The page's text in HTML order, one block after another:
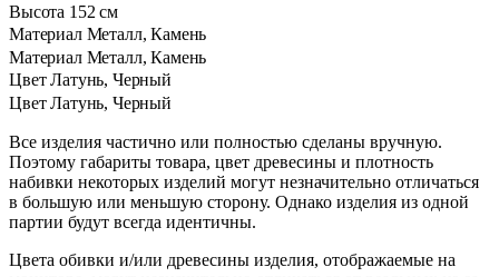
Высота 152 см
Материал Металл, Камень
Материал Металл, Камень
Цвет Латунь, Черный
Цвет Латунь, Черный
Все изделия частично или полностью сделаны вручную.
Поэтому габариты товара, цвет древесины и плотность
набивки некоторых изделий могут незначительно отличаться
в большую или меньшую сторону. Однако изделия из одной
партии будут всегда идентичны.
Цвета обивки и/или древесины изделия, отображаемые на